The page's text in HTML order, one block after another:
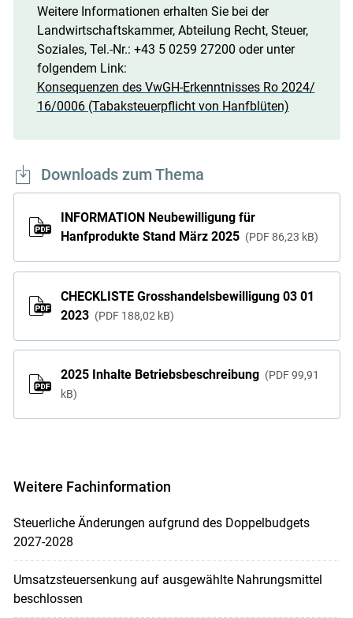
Weitere Informationen erhalten Sie bei der
Landwirtschaftskammer, Abteilung Recht, Steuer,
Soziales, Tel.-Nr.: +43 5 0259 27200 oder unter
folgendem Link:
Konsequenzen des VwGH-Erkenntnisses Ro 2024/
16/0006 (Tabaksteuerpflicht von Hanfblüten)
Downloads zum Thema
INFORMATION Neubewilligung für
Hanfprodukte Stand März 2025
PDF 86,23 kB
CHECKLISTE Grosshandelsbewilligung 03 01
2023
PDF 188,02 kB
2025 Inhalte Betriebsbeschreibung PDF 99,91
kB
Weitere Fachinformation
Steuerliche Änderungen aufgrund des Doppelbudgets
2027-2028
Umsatzsteuersenkung auf ausgewählte Nahrungsmittel
beschlossen